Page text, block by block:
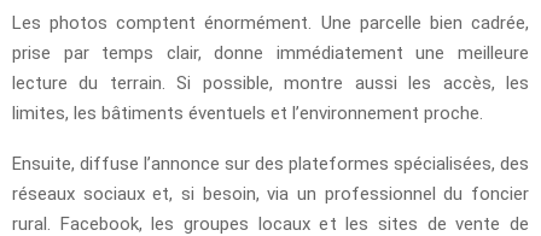
Les photos comptent énormément. Une parcelle bien cadrée,
prise par temps clair, donne immédiatement une meilleure
lecture du terrain. Si possible, montre aussi les accès, les
limites, les bâtiments éventuels et l’environnement proche.
Ensuite, diffuse l’annonce sur des plateformes spécialisées, des
réseaux sociaux et, si besoin, via un professionnel du foncier
rural. Facebook, les groupes locaux et les sites de vente de